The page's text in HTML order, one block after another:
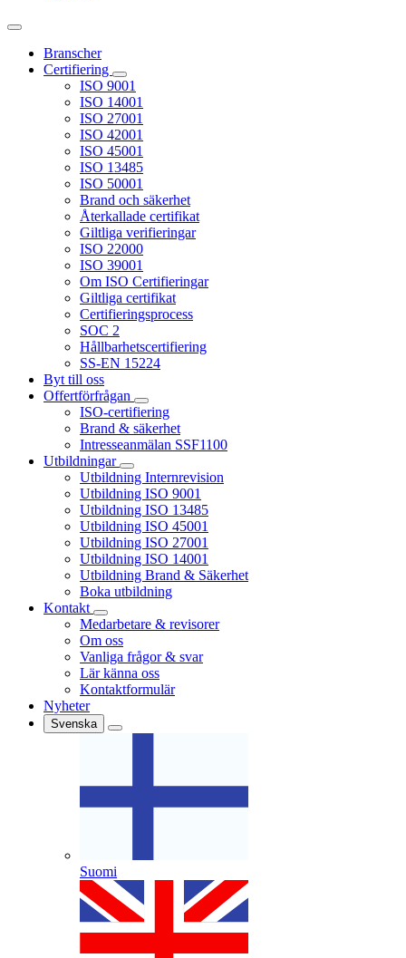
Branscher
Certifiering
ISO 9001
ISO 14001
ISO 27001
ISO 42001
ISO 45001
ISO 13485
ISO 50001
Brand och säkerhet
Återkallade certifikat
Giltliga verifieringar
ISO 22000
ISO 39001
Om ISO Certifieringar
Giltliga certifikat
Certifieringsprocess
SOC 2
Hållbarhetscertifiering
SS-EN 15224
Byt till oss
Offertförfrågan
ISO-certifiering
Brand & säkerhet
Intresseanmälan SSF1100
Utbildningar
Utbildning Internrevision
Utbildning ISO 9001
Utbildning ISO 13485
Utbildning ISO 45001
Utbildning ISO 27001
Utbildning ISO 14001
Utbildning Brand & Säkerhet
Boka utbildning
Kontakt
Medarbetare & revisorer
Om oss
Vanliga frågor & svar
Lär känna oss
Kontaktformulär
Nyheter
Svenska
Suomi